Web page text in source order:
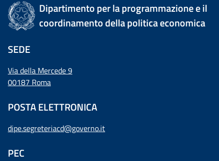
Dipartimento per la programmazione e il
coordinamento della politica economica
SEDE
Via della Mercede 9
00187 Roma
POSTA ELETTRONICA
dipe.segreteriacd@governo.it
PEC